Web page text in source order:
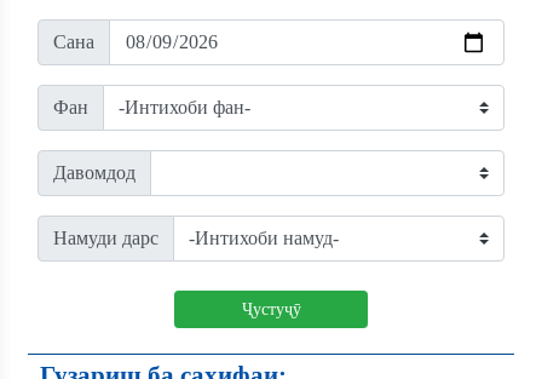
Сана
Фан
Давомдод
Намуди дарс
Ҷустуҷӯ